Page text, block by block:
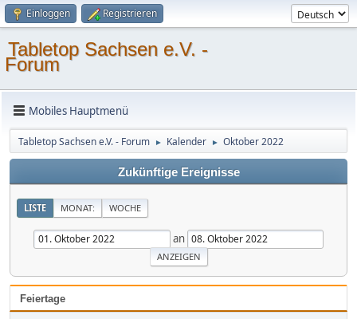
Einloggen Registrieren
Tabletop Sachsen e.V. -
Forum
Mobiles Hauptmenü
Tabletop Sachsen e.V. - Forum ► Kalender ► Oktober 2022
Zukünftige Ereignisse
LISTE MONAT: WOCHE
an
Feiertage